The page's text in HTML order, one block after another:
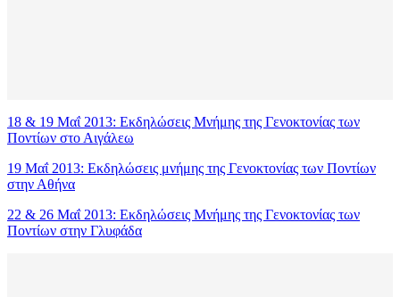
18 & 19 Μαΐ 2013: Εκδηλώσεις Μνήμης της Γενοκτονίας των
Ποντίων στο Αιγάλεω
19 Μαΐ 2013: Εκδηλώσεις μνήμης της Γενοκτονίας των Ποντίων
στην Αθήνα
22 & 26 Μαΐ 2013: Εκδηλώσεις Μνήμης της Γενοκτονίας των
Ποντίων στην Γλυφάδα